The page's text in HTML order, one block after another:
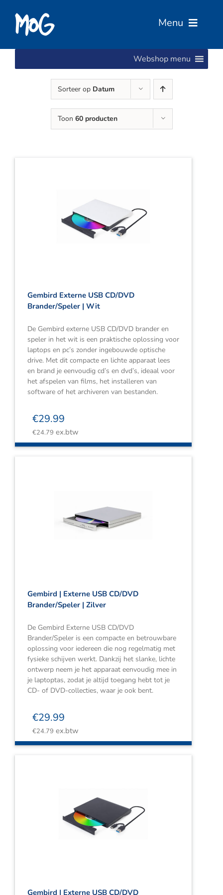
inhoud
Menu
Services
Winkelwagen
Webshop menu
Sorteer op Datum
Toon 60 producten
Gembird Externe USB CD/DVD
Brander/Speler | Wit
De Gembird externe USB CD/DVD brander en
speler in het wit is een praktische oplossing voor
laptops en pc’s zonder ingebouwde optische
drive. Met dit compacte en lichte apparaat lees
en brand je eenvoudig cd’s en dvd’s, ideaal voor
het afspelen van films, het installeren van
software of het archiveren van bestanden.
€29.99
€24.79 ex.btw
Gembird | Externe USB CD/DVD
Brander/Speler | Zilver
De Gembird Externe USB CD/DVD
Brander/Speler is een compacte en betrouwbare
oplossing voor iedereen die nog regelmatig met
fysieke schijven werkt. Dankzij het slanke, lichte
ontwerp neem je het apparaat eenvoudig mee in
je laptoptas, zodat je altijd toegang hebt tot je
CD- of DVD-collecties, waar je ook bent.
€29.99
€24.79 ex.btw
Gembird | Externe USB CD/DVD